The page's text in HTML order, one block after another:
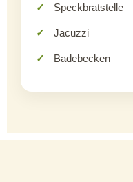
Speckbratstelle
Jacuzzi
Badebecken